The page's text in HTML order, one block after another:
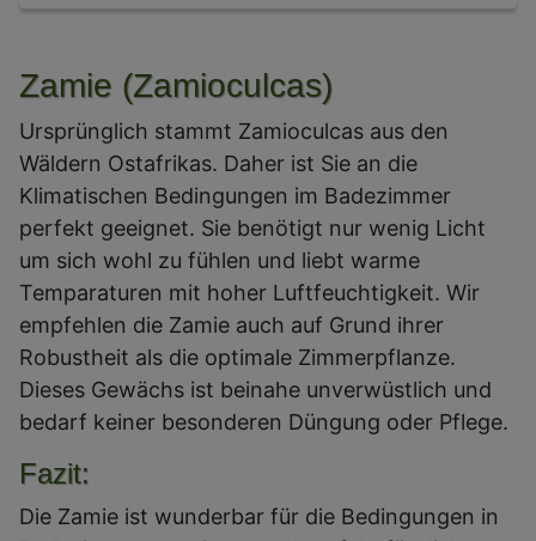
Zamie (Zamioculcas)
Ursprünglich stammt Zamioculcas aus den
Wäldern Ostafrikas. Daher ist Sie an die
Klimatischen Bedingungen im Badezimmer
perfekt geeignet. Sie benötigt nur wenig Licht
um sich wohl zu fühlen und liebt warme
Temparaturen mit hoher Luftfeuchtigkeit. Wir
empfehlen die Zamie auch auf Grund ihrer
Robustheit als die optimale Zimmerpflanze.
Dieses Gewächs ist beinahe unverwüstlich und
bedarf keiner besonderen Düngung oder Pflege.
Fazit:
Die Zamie ist wunderbar für die Bedingungen in